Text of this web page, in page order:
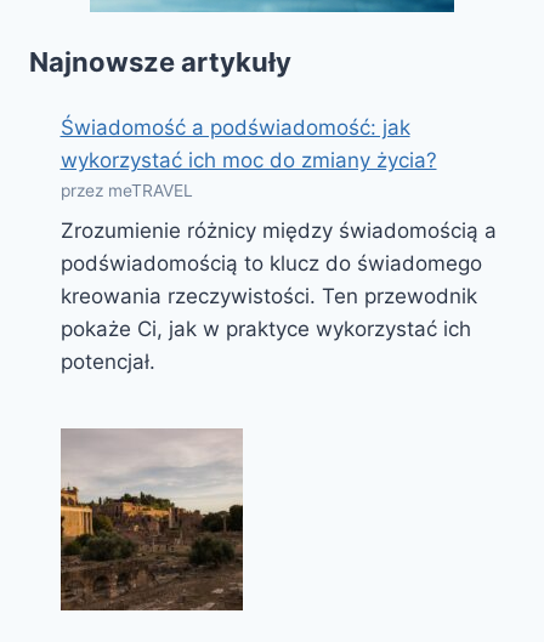
Najnowsze artykuły
Świadomość a podświadomość: jak
wykorzystać ich moc do zmiany życia?
przez meTRAVEL
Zrozumienie różnicy między świadomością a
podświadomością to klucz do świadomego
kreowania rzeczywistości. Ten przewodnik
pokaże Ci, jak w praktyce wykorzystać ich
potencjał.